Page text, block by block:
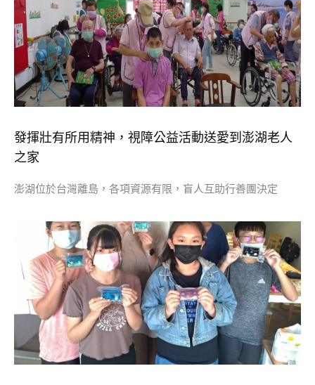
發揮壯有所用精神，視障公益活動送愛到澎湖老人
之家
澎湖位於台灣離島，各項資源有限，盲人互助行善團決定